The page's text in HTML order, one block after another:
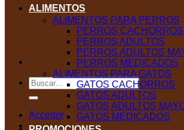
Buscar
por:
Acceder
ALIMENTOS
ALIMENTOS PARA PERROS
PERROS CACHORROS
PERROS ADULTOS
PERROS ADULTOS
PERROS MEDICADOS
ALIMENTOS PARA GATOS
GATOS CACHORROS
GATOS ADULTOS
GATOS ADULTOS
GATOS MEDICADOS